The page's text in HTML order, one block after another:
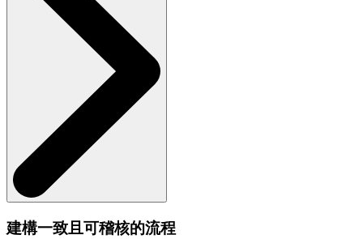
建構一致且可稽核的流程